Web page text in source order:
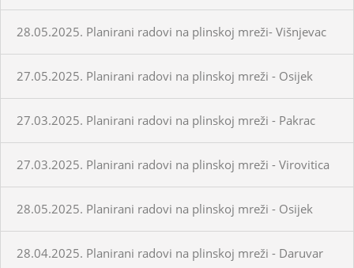
28.05.2025. Planirani radovi na plinskoj mreži- Višnjevac
27.05.2025. Planirani radovi na plinskoj mreži - Osijek
27.03.2025. Planirani radovi na plinskoj mreži - Pakrac
27.03.2025. Planirani radovi na plinskoj mreži - Virovitica
28.05.2025. Planirani radovi na plinskoj mreži - Osijek
28.04.2025. Planirani radovi na plinskoj mreži - Daruvar